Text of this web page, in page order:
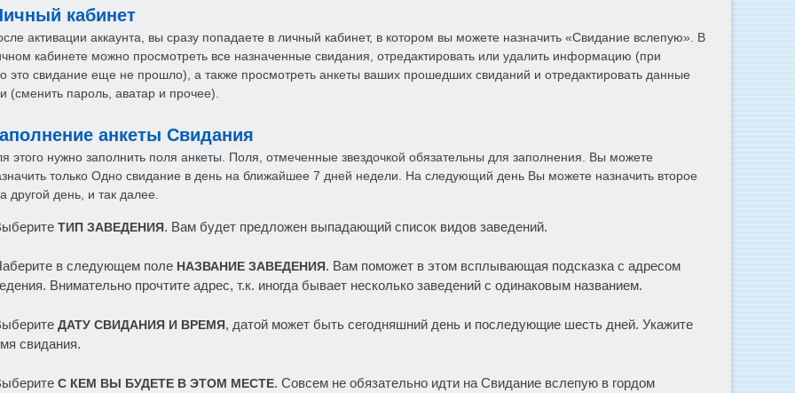
кабинет
активации аккаунта, вы сразу попадаете в личный кабинет, в котором вы можете назначить «Свидание вслепую». В
кабинете можно просмотреть все назначенные свидания, отредактировать или удалить информацию (при
это свидание еще не прошло), а также просмотреть анкеты ваших прошедших свиданий и отредактировать данные
(сменить пароль, аватар и прочее).
анкеты Свидания
этого нужно заполнить поля анкеты. Поля, отмеченные звездочкой обязательны для заполнения. Вы можете
только Одно свидание в день на ближайшее 7 дней недели. На следующий день Вы можете назначить второе
другой день, и так далее.
ТИП ЗАВЕДЕНИЯ. Вам будет предложен выпадающий список видов заведений.
в следующем поле НАЗВАНИЕ ЗАВЕДЕНИЯ. Вам поможет в этом всплывающая подсказка с адресом
Внимательно прочтите адрес, т.к. иногда бывает несколько заведений с одинаковым названием.
ДАТУ СВИДАНИЯ И ВРЕМЯ, датой может быть сегодняшний день и последующие шесть дней. Укажите
свидания.
С КЕМ ВЫ БУДЕТЕ В ЭТОМ МЕСТЕ. Совсем не обязательно идти на Свидание вслепую в гордом